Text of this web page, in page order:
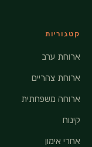
קטגוריות
ארוחת ערב
ארוחת צהריים
ארוחה משפחתית
קינוח
אחרי אימון